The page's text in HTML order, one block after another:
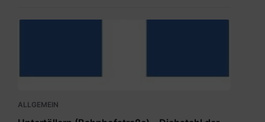
ALLGEMEIN